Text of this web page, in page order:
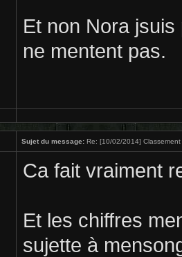
Et non Nora
ne mentent pas.
Sujet du message: Re: [10/02/2014]
Ca fait vraiment
Et les chiffres
sujette à